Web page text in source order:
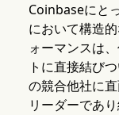
Coinbaseにと
において構造
ォーマンスは
トに直接結び
の競合他社に
リーダーであ